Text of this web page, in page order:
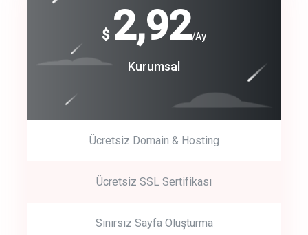
track energy costs
Get Started
Start by trying our service for 30 days free trial no credit card
$ 2,92/Ay
Kurumsal
Ücretsiz Domain & Hosting
Ücretsiz SSL Sertifikası
Sınırsız Sayfa Oluşturma
$
240
Coroprate